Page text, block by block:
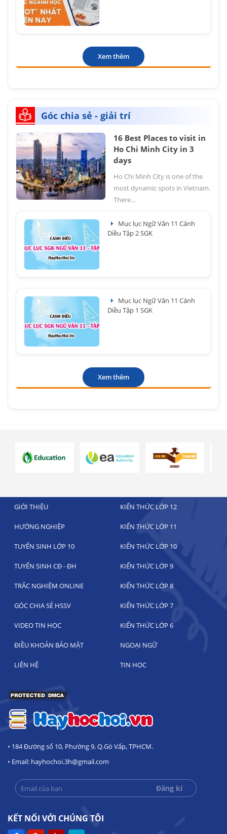
Xem thêm
Góc chia sẻ - giải trí
16 Best Places to visit in
Ho Chi Minh City in 3
days
Ho Chi Minh City is one of the
most dynamic spots in Vietnam.
There...
Mục lục Ngữ Văn 11 Cánh
Diều Tập 2 SGK
Mục lục Ngữ Văn 11 Cánh
Diều Tập 1 SGK
Xem thêm
GIỚI THIỆU KIẾN THỨC LỚP 12
HƯỚNG NGHIỆP KIẾN THỨC LỚP 11
TUYỂN SINH LỚP 10 KIẾN THỨC LỚP 10
TUYỂN SINH CĐ - ĐH KIẾN THỨC LỚP 9
TRẮC NGHIỆM ONLINE KIẾN THỨC LỚP 8
GÓC CHIA SẺ HSSV KIẾN THỨC LỚP 7
VIDEO TIN HỌC KIẾN THỨC LỚP 6
ĐIỀU KHOẢN BẢO MẬT NGOẠI NGỮ
LIÊN HỆ TIN HỌC
• 184 Đường số 10, Phường 9, Q.Gò Vấp, TPHCM.
• Email: hayhochoi.3h@gmail.com
KẾT NỐI VỚI CHÚNG TÔI